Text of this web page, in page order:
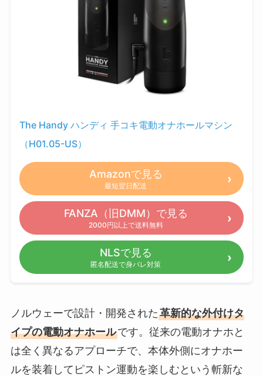
The Handy ハンディ 手コキ電動オナホールマシン
（H01.05-US）
Amazonで見る
最短翌日配送
FANZA（旧DMM）で見る
2000円以上で送料無料
NLSで見る
匿名配送で身バレ対策
ノルウェーで設計・開発された革新的な外付けタ
イプの電動オナホールです。従来の電動オナホと
は全く異なるアプローチで、本体外側にオナホー
ルを装着してピストン運動を楽しむという斬新な